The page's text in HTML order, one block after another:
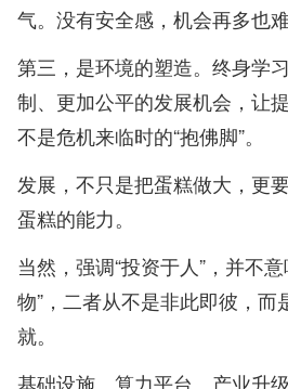
气。没有安全感，机会再多也
第三，是环境的塑造。终身学
制、更加公平的发展机会，让
不是危机来临时的“抱佛脚”。
发展，不只是把蛋糕做大，更
蛋糕的能力。
当然，强调“投资于人”，并不
物”，二者从不是非此即彼，而
就。
基础设施、算力平台、产业升级